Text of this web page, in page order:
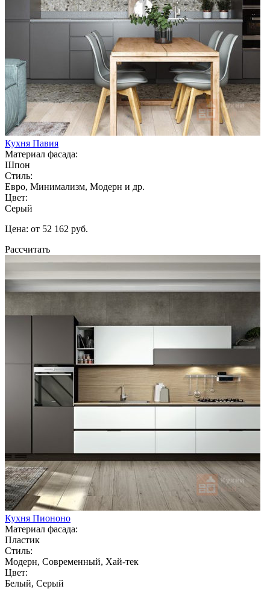
Кухня Павия
Материал фасада:
Шпон
Стиль:
Евро, Минимализм, Модерн и др.
Цвет:
Серый
Цена: от 52 162 руб.
Рассчитать
Кухня Пиононо
Материал фасада:
Пластик
Стиль:
Модерн, Современный, Хай-тек
Цвет:
Белый, Серый